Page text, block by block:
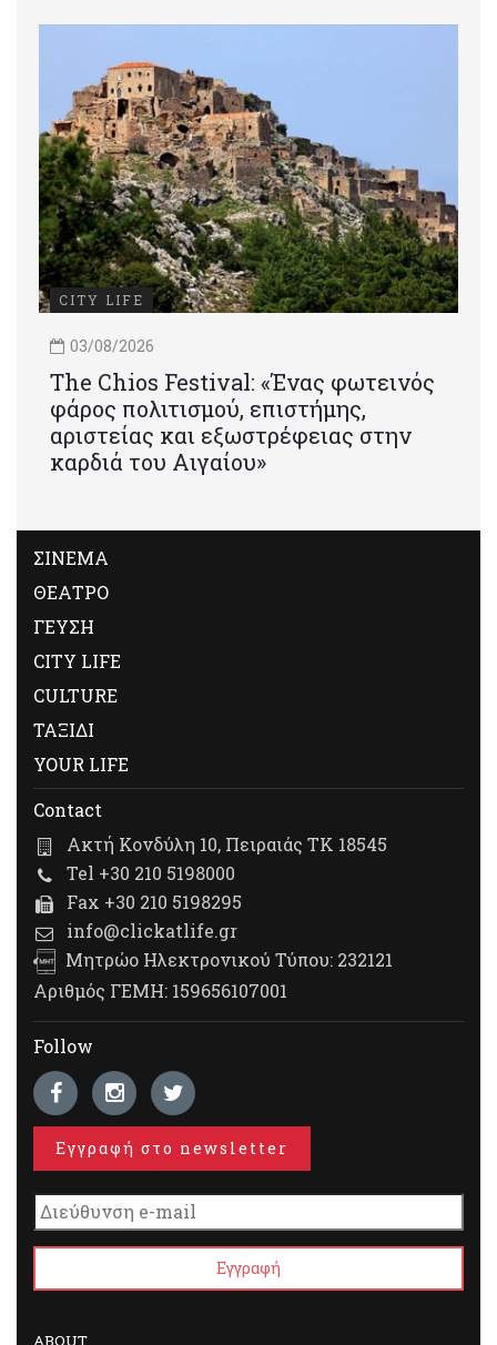
CITY LIFE
03/08/2026
Τhe Chios Festival: «Ένας φωτεινός
φάρος πολιτισμού, επιστήμης,
αριστείας και εξωστρέφειας στην
καρδιά του Αιγαίου»
ΣΙΝΕΜΑ
ΘΕΑΤΡΟ
ΓΕΥΣΗ
CITY LIFE
CULTURE
ΤΑΞΙΔΙ
YOUR LIFE
Contact
Ακτή Κονδύλη 10, Πειραιάς ΤΚ 18545
Tel +30 210 5198000
Fax +30 210 5198295
info@clickatlife.gr
Μητρώο Ηλεκτρονικού Τύπου: 232121
Αριθμός ΓΕΜΗ: 159656107001
Follow
Εγγραφή στο newsletter
ABOUT